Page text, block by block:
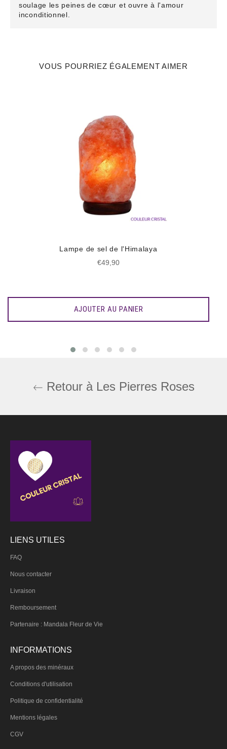
soulage les peines de cœur et ouvre à l'amour
inconditionnel.
VOUS POURRIEZ ÉGALEMENT AIMER
Lampe de sel de l'Himalaya
Prix
€49,90
AJOUTER AU PANIER
Retour à Les Pierres Roses
LIENS UTILES
FAQ
Nous contacter
Livraison
Remboursement
Partenaire : Mandala Fleur de Vie
INFORMATIONS
A propos des minéraux
Conditions d'utilisation
Politique de confidentialité
Mentions légales
CGV